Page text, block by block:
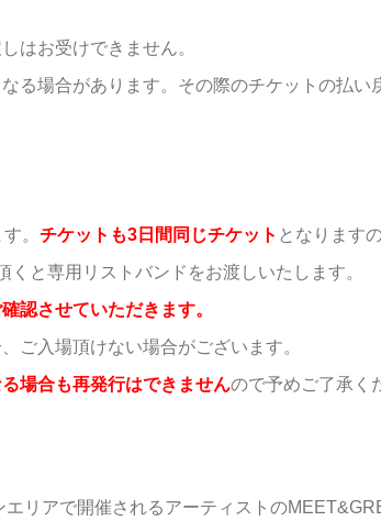
はお受けできません。
る場合があります。その際のチケットの払
。 チケットも3日間同じチケット となります
と専用リストバンドをお渡しいたします。
認させていただきます。
ご入場頂けない場合がございます。
場合も再発行はできませんので予めご了承く
リアで開催されるアーティストの